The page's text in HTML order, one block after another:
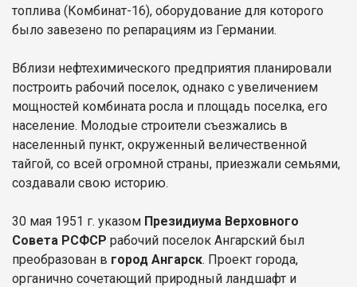
топлива (Комбинат-16), оборудование для которого
было завезено по репарациям из Германии.
Вблизи нефтехимического предприятия планировали
построить рабочий поселок, однако с увеличением
мощностей комбината росла и площадь поселка, его
население. Молодые строители съезжались в
населенный пункт, окруженный величественной
тайгой, со всей огромной страны, приезжали семьями,
создавали свою историю.
30 мая 1951 г. указом Президиума Верховного
Совета РСФСР рабочий поселок Ангарский был
преобразован в город Ангарск. Проект города,
органично сочетающий природный ландшафт и